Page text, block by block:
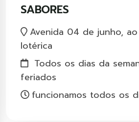
SABORES
Avenida 04 de junho,
lotérica
Todos os dias da
feriados
funcionamos todos os